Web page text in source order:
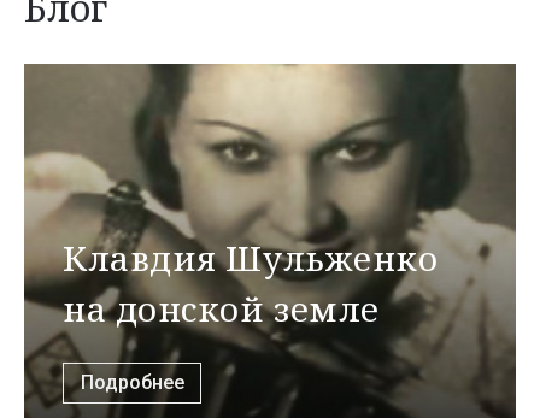
Клавдия Шульженко
на донской земле
Подробнее